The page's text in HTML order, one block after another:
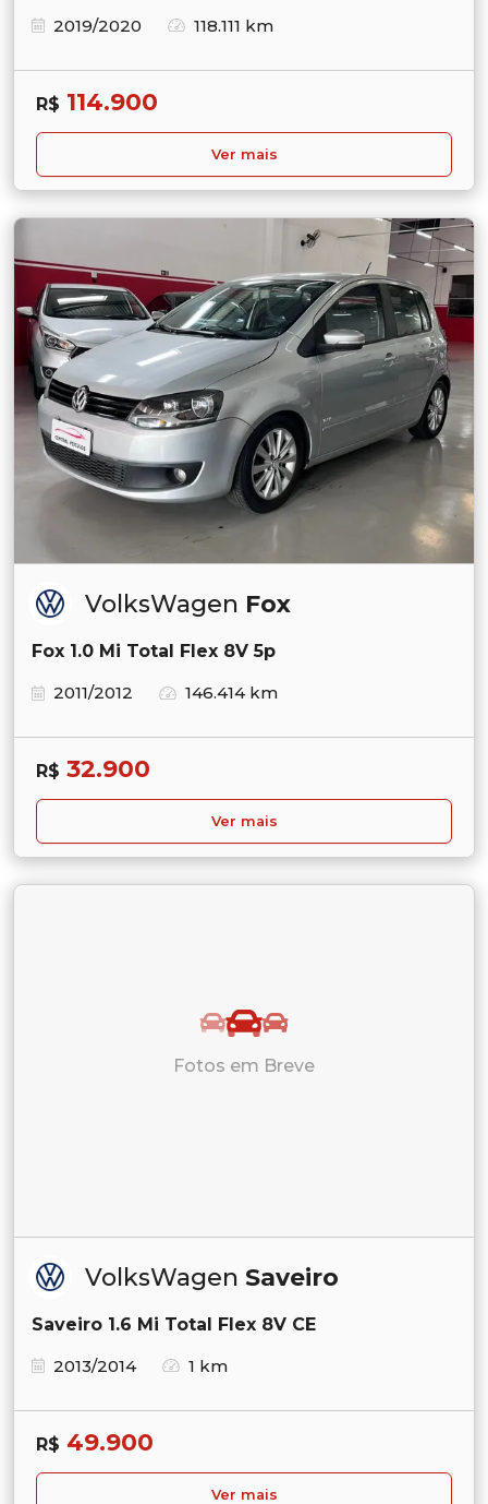
2019/2020 118.111 km
R$ 114.900
Ver mais
VolksWagen Fox
Fox 1.0 Mi Total Flex 8V 5p
2011/2012
146.414 km
R$ 32.900
Ver mais
Fotos em Breve
VolksWagen Saveiro
Saveiro 1.6 Mi Total Flex 8V CE
2013/2014
1 km
R$ 49.900
Ver mais